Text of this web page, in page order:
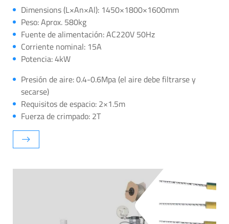
Dimensions (L×An×Al): 1450×1800×1600mm
Peso: Aprox. 580kg
Fuente de alimentación: AC220V 50Hz
Corriente nominal: 15A
Potencia: 4kW
Presión de aire: 0.4-0.6Mpa (el aire debe filtrarse y
secarse)
Requisitos de espacio: 2×1.5m
Fuerza de crimpado: 2T